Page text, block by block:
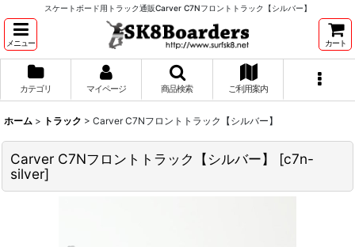
スケートボード用トラック通販Carver C7Nフロントトラック【シルバー】
メニュー カート
カテゴリ マイページ 商品検索 ご利用案内
ホーム > トラック > Carver C7Nフロントトラック【シルバー】
Carver C7Nフロントトラック【シルバー】 [c7n-
silver]